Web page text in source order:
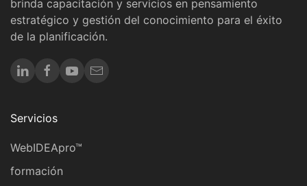
brinda capacitación y servicios en pensamiento
estratégico y gestión del conocimiento para el éxito
de la planificación.
Servicios
WebIDEApro™
formación